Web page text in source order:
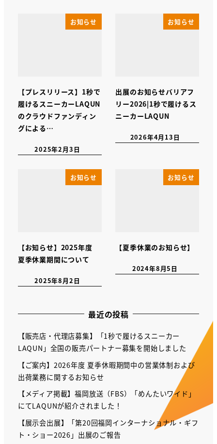
お知らせ
【プレスリリース】1秒で
履けるスニーカーLAQUN
のクラウドファンディン
グによる…
2025年2月3日
お知らせ
出展のお知らせバリアフ
リー2026|1秒で履けるス
ニーカーLAQUN
2026年4月13日
お知らせ
【お知らせ】2025年度
夏季休業期間について
2025年8月2日
お知らせ
【夏季休業のお知らせ】
2024年8月5日
最近の投稿
【販売店・代理店募集】「1秒で履けるスニーカー
LAQUN」全国の販売パートナー募集を開始しました
【ご案内】2026年度 夏季休暇期間中の営業体制および
出荷業務に関するお知らせ
【メディア掲載】福岡放送（FBS）「めんたいワイド」
にてLAQUNが紹介されました！
【展示会出展】「第20回福岡インターナショナル・ギフ
ト・ショー2026」出展のご報告